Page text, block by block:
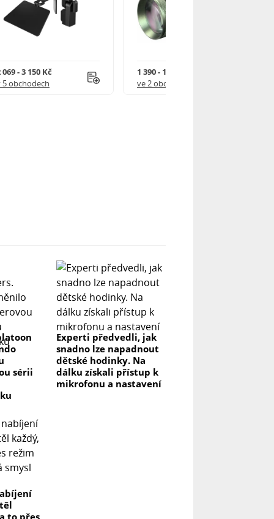
069 - 3 150 Kč
5 obchodech
1 390 - 1 590 Kč
ve 2 obchodech
sérii
Experti předvedli, jak
snadno lze napadnout
dětské hodinky. Na
dálku získali přístup k
mikrofonu a nastavení
to přes